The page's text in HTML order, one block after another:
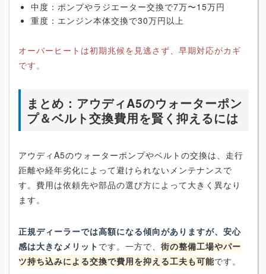
中度：ポンプやラジエーター交換で7万〜15万円
重度：エンジン本体交換で30万円以上
オーバーヒートは初期兆候を見逃さず、早期対応がカギ
です。
まとめ：アウディA5のウォーターポン
プ＆ベルト交換費用を賢く抑えるには
アウディA5のウォーターポンプやベルトの交換は、走行
距離や経年劣化によって避けられないメンテナンスで
す。費用は依頼先や部品の選び方によって大きく異なり
ます。
正規ディーラーでは高額になる傾向がありますが、安心
感は大きなメリット です。一方で、 街の整備工場やパー
ツ持ち込みによる交換で費用を抑える工夫も可能です。